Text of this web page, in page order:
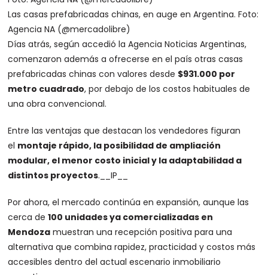
Las casas prefabricadas chinas, en auge en Argentina. Foto:
Agencia NA (@mercadolibre)
Días atrás, según accedió la Agencia Noticias Argentinas,
comenzaron además a ofrecerse en el país otras casas
prefabricadas chinas con valores desde $931.000 por
metro cuadrado, por debajo de los costos habituales de
una obra convencional.
Entre las ventajas que destacan los vendedores figuran
el montaje rápido, la posibilidad de ampliación
modular, el menor costo inicial y la adaptabilidad a
distintos proyectos. __IP__
Por ahora, el mercado continúa en expansión, aunque las
cerca de100 unidades ya comercializadas en
Mendoza muestran una recepción positiva para una
alternativa que combina rapidez, practicidad y costos más
accesibles dentro del actual escenario inmobiliario